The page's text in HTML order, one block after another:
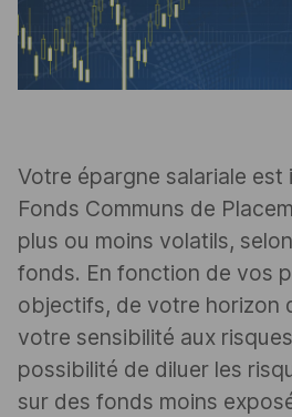
Votre épargne salariale est
Fonds Communs de
plus ou moins volatils,
fonds. En fonction de vos
objectifs, de votre horizon
votre sensibilité aux
possibilité de diluer les
sur des fonds moins